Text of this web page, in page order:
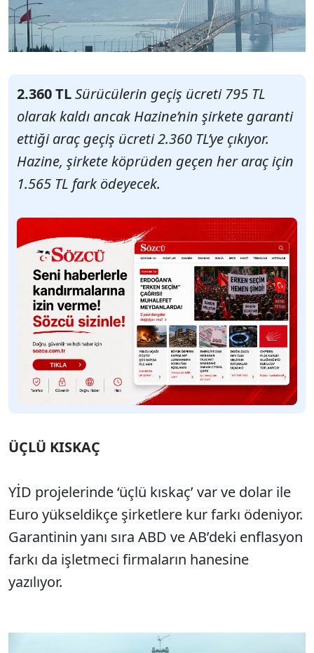
2.360 TLSürücülerin geçiş ücreti 795 TL
olarak kaldı ancak Hazine’nin şirkete garanti
ettiği araç geçiş ücreti 2.360 TL’ye çıkıyor.
Hazine, şirkete köprüden geçen her araç için
1.565 TL fark ödeyecek.
ÜÇLÜ KISKAÇ
YİD projelerinde ‘üçlü kıskaç’ var ve dolar ile
Euro yükseldikçe şirketlere kur farkı ödeniyor.
Garantinin yanı sıra ABD ve AB’deki enflasyon
farkı da işletmeci firmaların hanesine
yazılıyor.